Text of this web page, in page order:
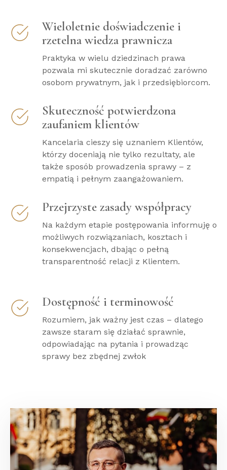
Wieloletnie doświadczenie i
rzetelna wiedza prawnicza
Praktyka w wielu dziedzinach prawa
pozwala mi skutecznie doradzać zarówno
osobom prywatnym, jak i przedsiębiorcom.
Skuteczność potwierdzona
zaufaniem klientów
Kancelaria cieszy się uznaniem Klientów,
którzy doceniają nie tylko rezultaty, ale
także sposób prowadzenia sprawy – z
empatią i pełnym zaangażowaniem.
Przejrzyste zasady współpracy
Na każdym etapie postępowania informuję o
możliwych rozwiązaniach, kosztach i
konsekwencjach, dbając o pełną
transparentność relacji z Klientem.
Dostępność i terminowość
Rozumiem, jak ważny jest czas – dlatego
zawsze staram się działać sprawnie,
odpowiadając na pytania i prowadząc
sprawy bez zbędnej zwłok